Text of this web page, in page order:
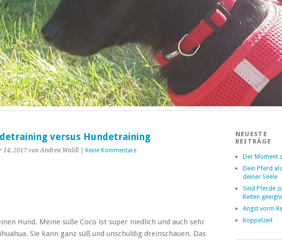
versus Hundetraining
14, 2017 von Andrea Waldl| Keine Kommentare
Hund. Meine süße Coco ist super niedlich und auch sehr
Sie kann ganz süß und unschuldig dreinschauen. Das
NEUESTE
BEITRÄGE
Der Moment
Dein Pferd
deiner Seele
Sind Pferde
Reiten
Angst vorm
Koppelzeit